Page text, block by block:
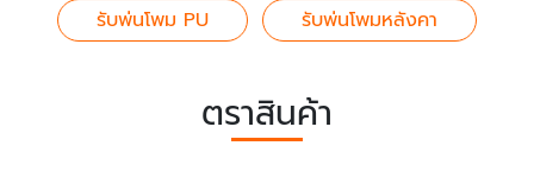
รับพ่นโพม PU
รับพ่นโพมหลังคา
ตราสินค้า